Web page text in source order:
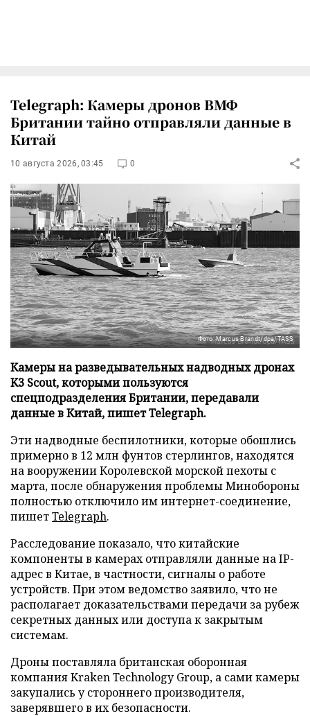
Telegraph: Камеры дронов ВМФ
Британии тайно отправляли данные в
Китай
10 августа 2026, 03:45 0
Фото: Marcus Brandt/dpa/TASS
Камеры на разведывательных надводных дронах
K3 Scout, которыми пользуются
спецподразделения Британии, передавали
данные в Китай, пишет Telegraph.
Эти надводные беспилотники, которые обошлись
примерно в 12 млн фунтов стерлингов, находятся
на вооружении Королевской морской пехоты с
марта, после обнаружения проблемы Минобороны
полностью отключило им интернет-соединение,
пишетTelegraph.
Расследование показало, что китайские
компоненты в камерах отправляли данные на IP-
адрес в Китае, в частности, сигналы о работе
устройств. При этом ведомство заявило, что не
располагает доказательствами передачи за рубеж
секретных данных или доступа к закрытым
системам.
Дроны поставляла британская оборонная
компания Kraken Technology Group, а сами камеры
закупались у стороннего производителя,
заверявшего в их безопасности.